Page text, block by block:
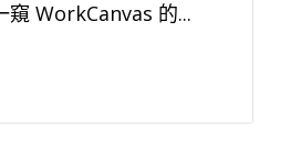
窺 WorkCanvas 的...